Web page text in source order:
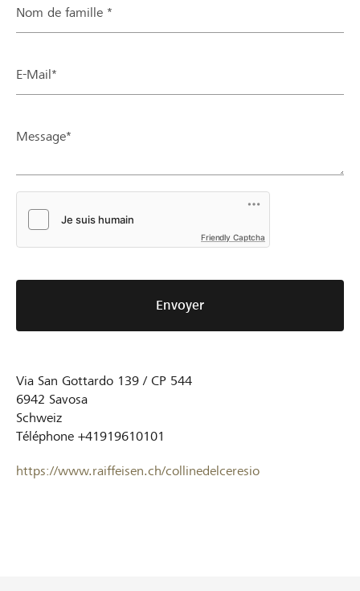
Nom de famille *
E-Mail*
Message*
Friendly Captcha
Envoyer
Via San Gottardo 139 / CP 544
6942 Savosa
Schweiz
Téléphone +41919610101
https://www.raiffeisen.ch/collinedelceresio